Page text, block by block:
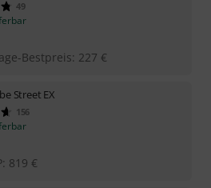
49
Bestpreis: 227 €
Street EX
156
819 €